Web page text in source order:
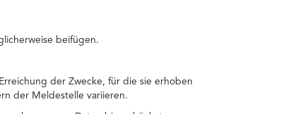
beifügen.
der Zwecke, für die sie erhoben
der Meldestelle variieren.